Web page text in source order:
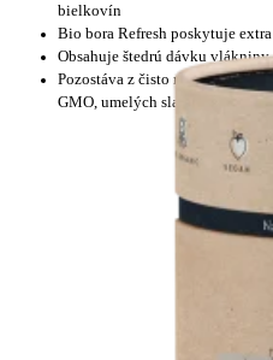
bielkovín
Bio bora Refresh poskytuje
Obsahuje štedrú dávku vlákniny
Pozostáva z čisto rastlinných
GMO, umelých sladidiel,